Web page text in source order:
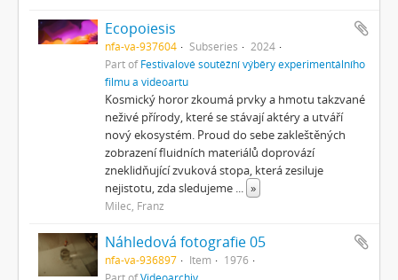
Ecopoiesis
nfa-va-937604 Subseries
2024
Part ofFestivalové soutěžní výběry experimentálního
filmu a videoartu
Kosmický horor zkoumá prvky a hmotu takzvané
neživé přírody, které se stávají aktéry a utváří
nový ekosystém. Proud do sebe zakleštěných
zobrazení fluidních materiálů doprovází
zneklidňující zvuková stopa, která zesiluje
nejistotu, zda sledujeme ... »
Milec, Franz
Náhledová fotografie 05
nfa-va-936897 Item
1976